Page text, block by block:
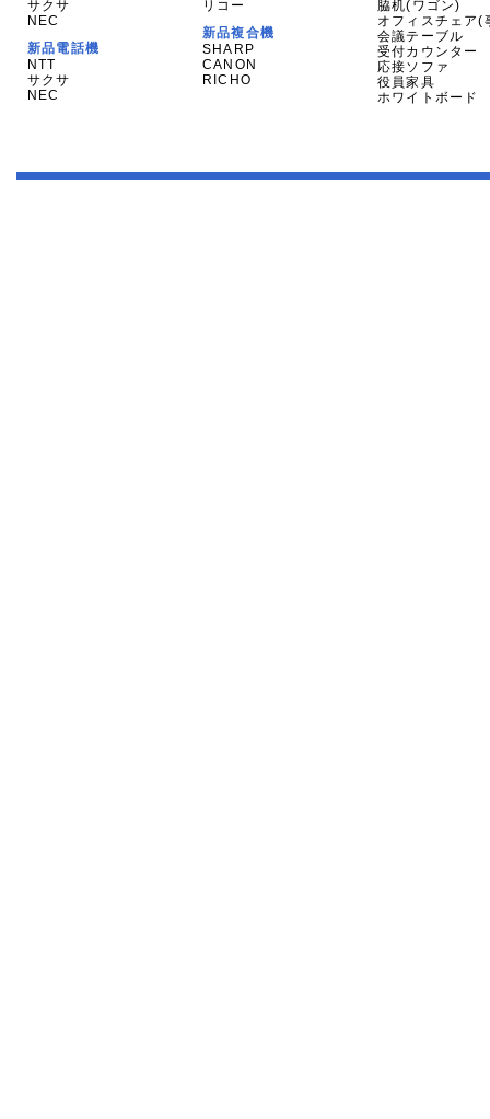
サクサ
NEC
新品電話機
NTT
サクサ
NEC
リコー
新品複合機
SHARP
CANON
RICHO
脇机(ワゴン)
オフィスチェア(
会議テーブル
受付カウンター
応接ソファ
役員家具
ホワイトボード